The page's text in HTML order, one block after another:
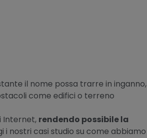
il nome possa trarre in inganno,
come edifici o terreno
Internet, rendendo possibile la
i nostri casi studio su come abbiamo